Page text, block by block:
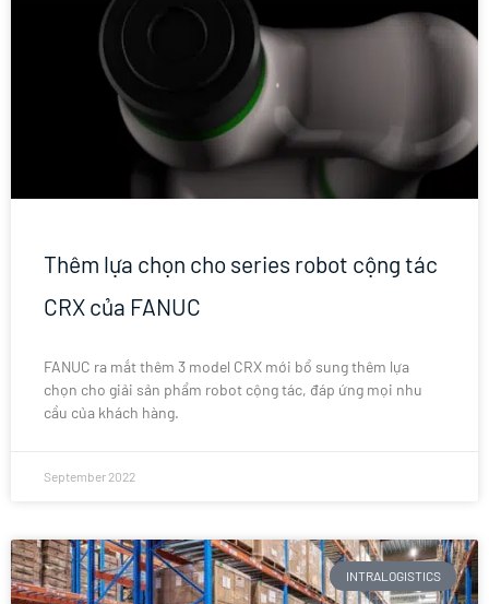
Thêm lựa chọn cho series robot cộng tác
CRX của FANUC
FANUC ra mắt thêm 3 model CRX mới bổ sung thêm lựa
chọn cho giải sản phẩm robot cộng tác, đáp ứng mọi nhu
cầu của khách hàng.
September 2022
INTRALOGISTICS